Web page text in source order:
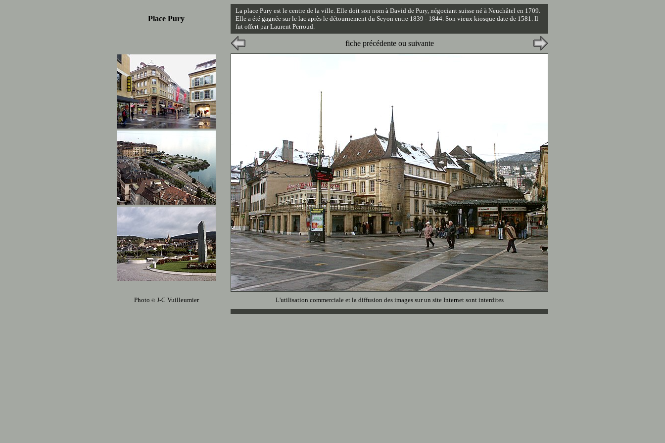
Place Pury
La place Pury est le centre de la ville. Elle doit son nom à David de Pury, négociant suisse né à Neuchâtel en 1709.
Elle a été gagnée sur le lac après le détournement du Seyon entre 1839 - 1844. Son vieux kiosque date de 1581. Il
fut offert par Laurent Perroud.
fiche précédente ou suivante
Photo © J-C Vuilleumier L'utilisation commerciale et la diffusion des images sur un site Internet sont interdites